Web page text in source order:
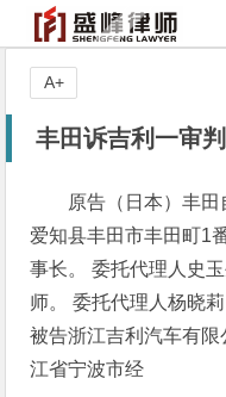
丰田诉吉利一审
原告（日本）丰
爱知县丰田市丰田町1
事长。 委托代理人史
师。 委托代理人杨晓
被告浙江吉利汽车有
江省宁波市经
A+